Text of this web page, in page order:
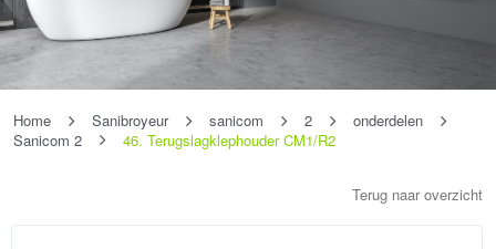
Home Sanibroyeur sanicom 2
onderdelen
Sanicom 2
46. Terugslagklephouder CM1/R2
Terug naar overzicht